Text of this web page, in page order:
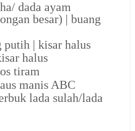
dada ayam
besar) | buang
putih | kisar halus
halus
tiram
manis ABC
lada sulah/lada